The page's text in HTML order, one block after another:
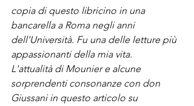
copia di questo libricino in una
bancarella a Roma negli anni
dell'Università. Fu una delle letture più
appassionanti della mia vita.
L'attualità di Mounier e alcune
sorprendenti consonanze con don
Giussani in questo articolo su